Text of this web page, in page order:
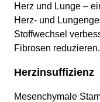
Herz und Lunge –
Herz- und
Stoffwechsel
Fibrosen reduzieren.
Herzinsuffizienz
Mesenchymale